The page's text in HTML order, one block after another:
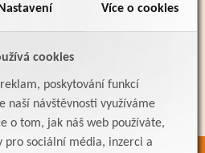
Nastavení Více o cookies
cookies
poskytování funkcí
naší návštěvnosti využíváme
o tom, jak náš web používáte,
pro sociální média, inzerci a